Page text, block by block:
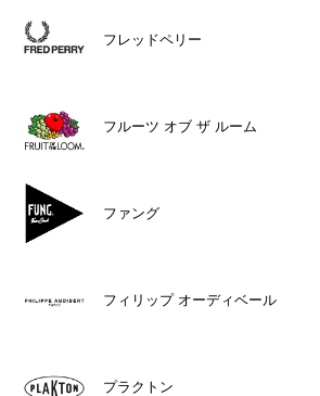
フレッドペリー
フルーツ オブ ザ ルーム
ファング
フィリップ オーディベール
プラクトン